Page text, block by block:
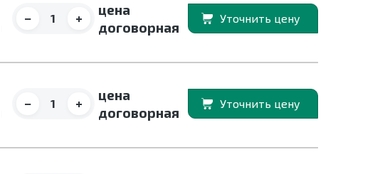
− +
цена
договорная
Уточнить цену
− +
цена
договорная
Уточнить цену